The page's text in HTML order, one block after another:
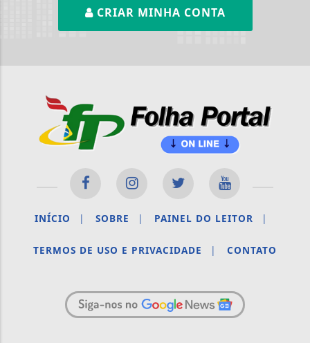
CRIAR MINHA CONTA
INÍCIO | SOBRE | PAINEL DO LEITOR |
TERMOS DE USO E PRIVACIDADE | CONTATO
Termos de Uso e Privacidade